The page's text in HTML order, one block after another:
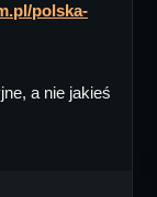
polska-
a nie jakieś